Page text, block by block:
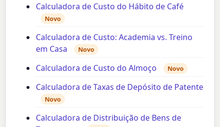
Calculadora de Custo do Hábito de Café
Novo
Calculadora de Custo: Academia vs. Treino
em Casa
Novo
Calculadora de Custo do Almoço Novo
Calculadora de Taxas de Depósito de Patente
Novo
Calculadora de Distribuição de Bens de